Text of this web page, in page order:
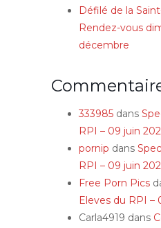
Défilé de la
Rendez-vous
décembre
333985 dans
RPI – 09 juin
pornip dans
RPI – 09 juin
Free Porn Pics
Eleves du RPI –
Carla4919 dans